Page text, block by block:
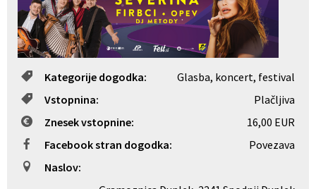
Kategorije dogodka:
Glasba, koncert, festival
Vstopnina:
Plačljiva
Znesek vstopnine:
16,00 EUR
Facebook stran dogodka:
Povezava
Naslov:
Občinski nagrajenci
Vaške skupnosti
Vizitka
Proračun občine
Lokalne volitve
Kohezijski projekti